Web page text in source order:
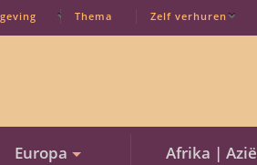
Thema Zelf verhuren
Europa Afrika | Azië